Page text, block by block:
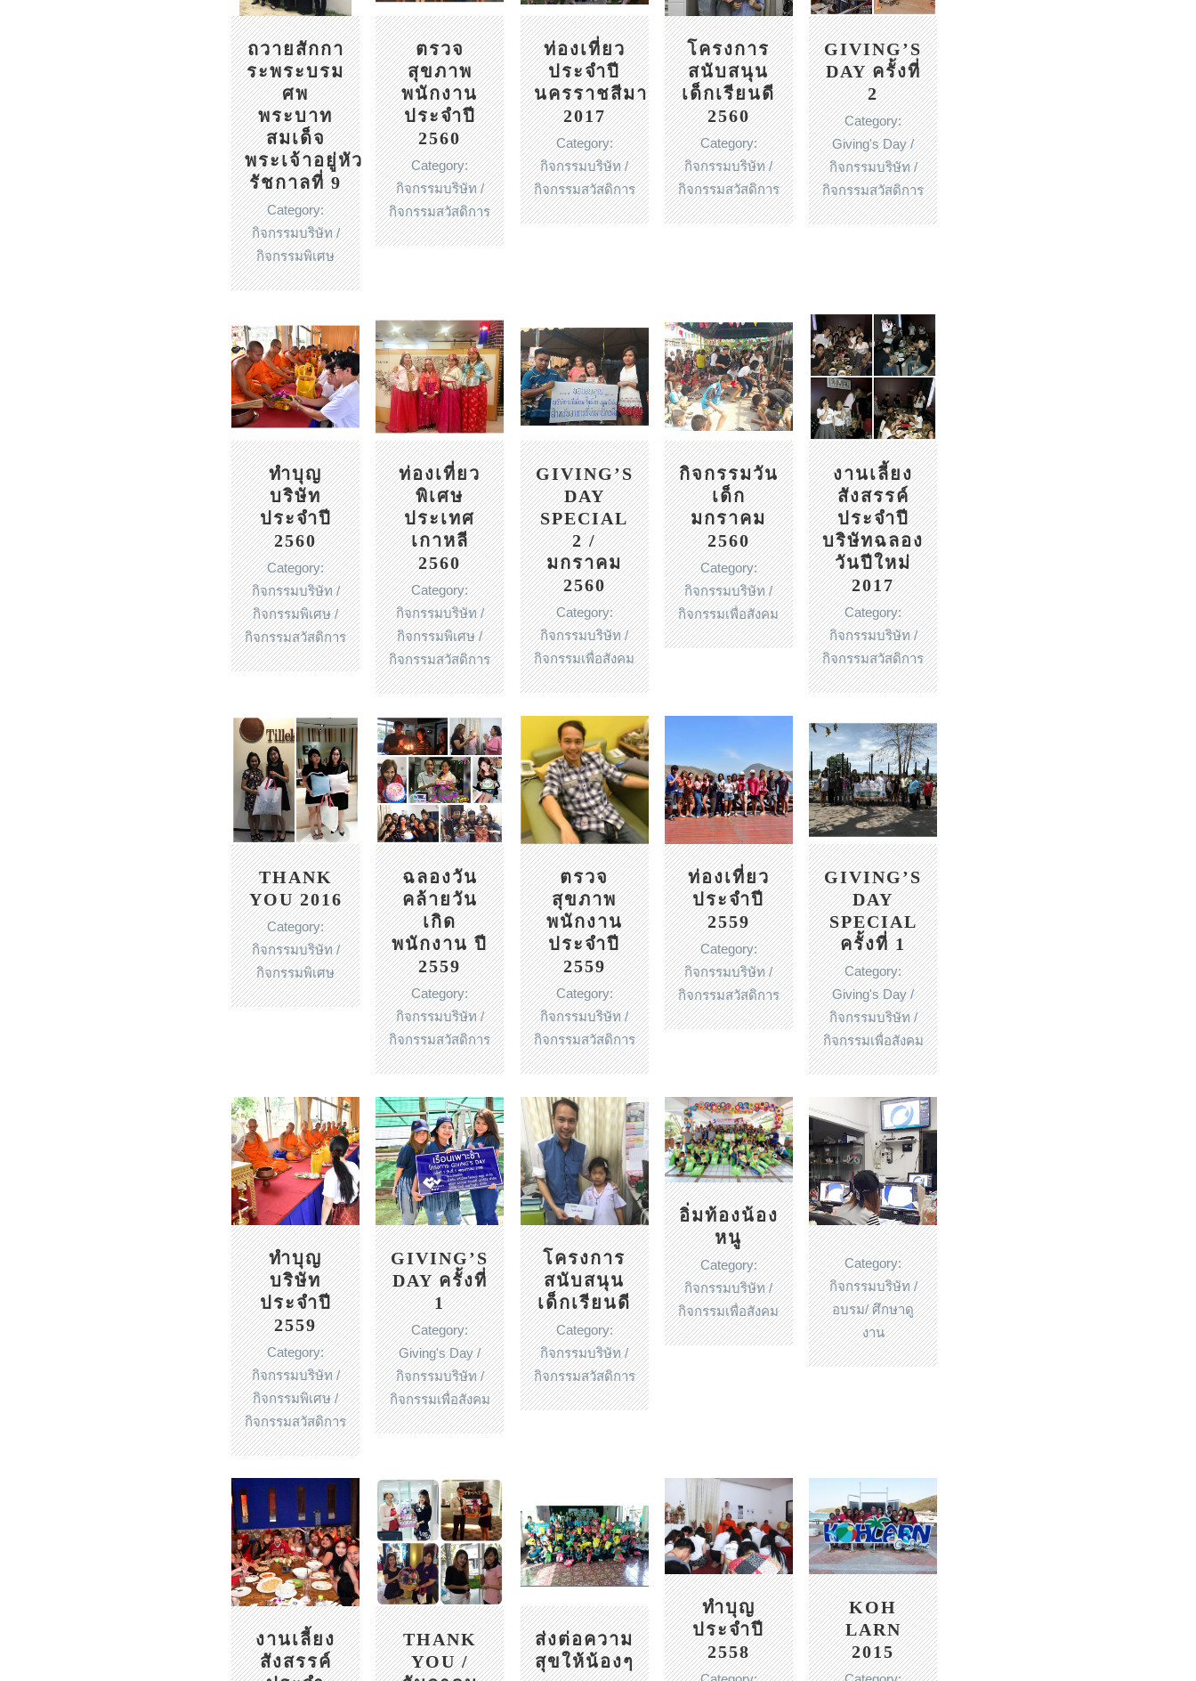
ถวายสักกา
ระพระบรม
ศพ
พระบาท
สมเด็จ
พระเจ้าอยู่หัว
รัชกาลที่ 9
Category:
กิจกรรมบริษัท /
กิจกรรมพิเศษ
ตรวจ
สุขภาพ
พนักงาน
ประจำปี
2560
Category:
กิจกรรมบริษัท /
กิจกรรมสวัสดิการ
ท่องเที่ยว
ประจำปี
นครราชสีมา
2017
Category:
กิจกรรมบริษัท /
กิจกรรมสวัสดิการ
โครงการ
สนับสนุน
เด็กเรียนดี
2560
Category:
กิจกรรมบริษัท /
กิจกรรมสวัสดิการ
GIVING’S
DAY ครั้งที่
2
Category:
Giving's Day /
กิจกรรมบริษัท /
กิจกรรมสวัสดิการ
ทำบุญ
บริษัท
ประจำปี
2560
Category:
กิจกรรมบริษัท /
กิจกรรมพิเศษ /
กิจกรรมสวัสดิการ
ท่องเที่ยว
พิเศษ
ประเทศ
เกาหลี
2560
Category:
กิจกรรมบริษัท /
กิจกรรมพิเศษ /
กิจกรรมสวัสดิการ
GIVING’S
DAY
SPECIAL
2 /
มกราคม
2560
Category:
กิจกรรมบริษัท /
กิจกรรมเพื่อสังคม
กิจกรรมวัน
เด็ก
มกราคม
2560
Category:
กิจกรรมบริษัท /
กิจกรรมเพื่อสังคม
งานเลี้ยง
สังสรรค์
ประจำปี
บริษัทฉลอง
วันปีใหม่
2017
Category:
กิจกรรมบริษัท /
กิจกรรมสวัสดิการ
THANK
YOU 2016
Category:
กิจกรรมบริษัท /
กิจกรรมพิเศษ
ฉลองวัน
คล้ายวัน
เกิด
พนักงาน ปี
2559
Category:
กิจกรรมบริษัท /
กิจกรรมสวัสดิการ
ตรวจ
สุขภาพ
พนักงาน
ประจำปี
2559
Category:
กิจกรรมบริษัท /
กิจกรรมสวัสดิการ
ท่องเที่ยว
ประจำปี
2559
Category:
กิจกรรมบริษัท /
กิจกรรมสวัสดิการ
GIVING’S
DAY
SPECIAL
ครั้งที่ 1
Category:
Giving's Day /
กิจกรรมบริษัท /
กิจกรรมเพื่อสังคม
ทำบุญ
บริษัท
ประจำปี
2559
Category:
กิจกรรมบริษัท /
กิจกรรมพิเศษ /
กิจกรรมสวัสดิการ
GIVING’S
DAY ครั้งที่
1
Category:
Giving's Day /
กิจกรรมบริษัท /
กิจกรรมเพื่อสังคม
โครงการ
สนับสนุน
เด็กเรียนดี
Category:
กิจกรรมบริษัท /
กิจกรรมสวัสดิการ
อิ่มท้องน้อง
หนู
Category:
กิจกรรมบริษัท /
กิจกรรมเพื่อสังคม
Category:
กิจกรรมบริษัท /
อบรม/ ศึกษาดู
งาน
งานเลี้ยง
สังสรรค์
THANK
YOU /
ส่งต่อความ
สุขให้น้องๆ
ทำบุญ
ประจำปี
2558
KOH
LARN
2015